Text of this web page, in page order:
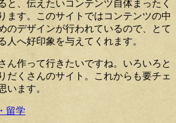
と、伝えたいコンテンツ自体まったく
ます。このサイトではコンテンツの中
のデザインが行われているので、とて
人へ好印象を与えてくれます。
ん作って行きたいですね。いろいろと
だくさんのサイト。これからも要チェ
います。
留学